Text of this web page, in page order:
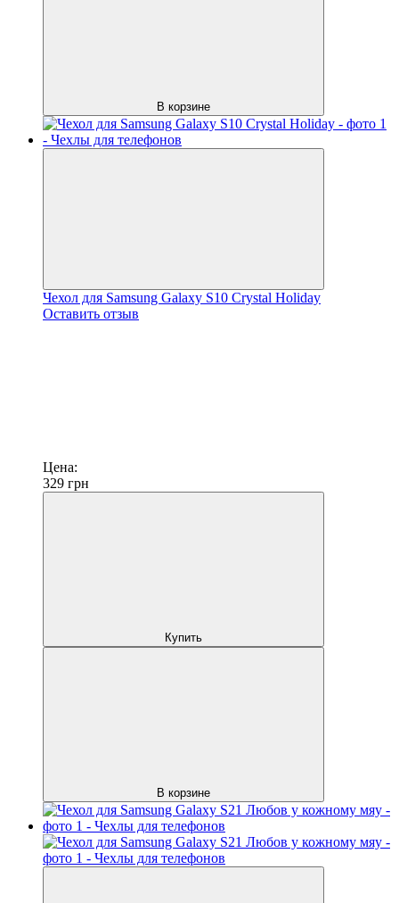
В корзине
Чехол для Samsung Galaxy S10 Crystal Holiday
Оставить отзыв
Цена:
329 грн
Купить
В корзине